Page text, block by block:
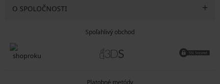
O SPOLOČNOSTI
Spoľahlivý obchod
Platobné metódy